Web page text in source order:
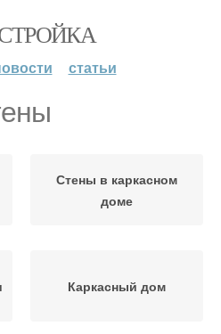
статьи
Стены в каркасном
доме
Каркасный дом